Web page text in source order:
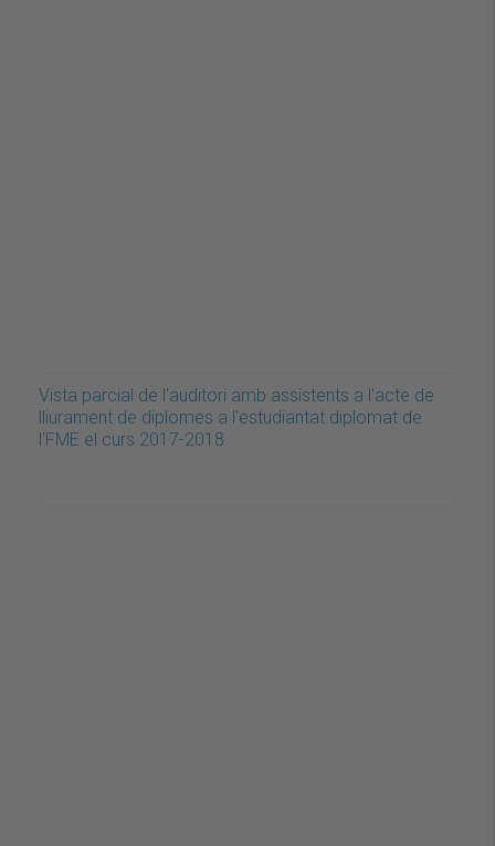
Vista parcial de l'auditori amb assistents a l'acte de
lliurament de diplomes a l'estudiantat diplomat de
l'FME el curs 2017-2018